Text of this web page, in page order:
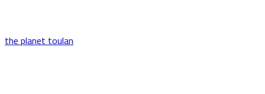
the planet toulan